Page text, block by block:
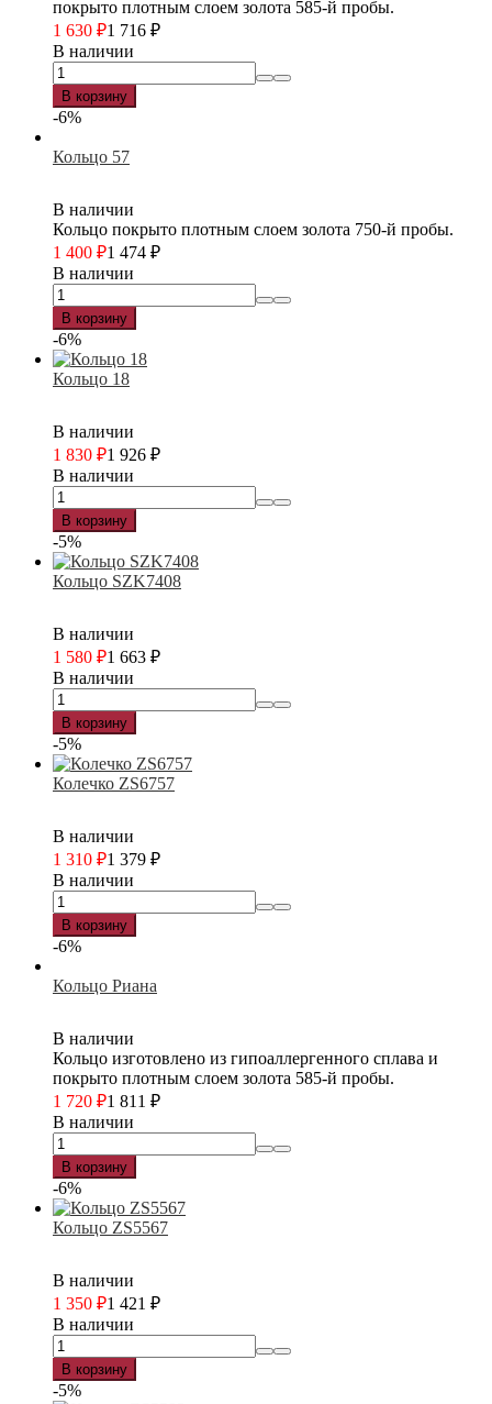
покрыто плотным слоем золота 585-й пробы.
1 630 ₽1 716 ₽
В наличии
В корзину
-6%
Кольцо 57
В наличии
Кольцо покрыто плотным слоем золота 750-й пробы.
1 400 ₽1 474 ₽
В наличии
В корзину
-6%
Кольцо 18
В наличии
1 830 ₽1 926 ₽
В наличии
В корзину
-5%
Кольцо SZK7408
В наличии
1 580 ₽1 663 ₽
В наличии
В корзину
-5%
Колечко ZS6757
В наличии
1 310 ₽1 379 ₽
В наличии
В корзину
-6%
Кольцо Риана
В наличии
Кольцо изготовлено из гипоаллергенного сплава и
покрыто плотным слоем золота 585-й пробы.
1 720 ₽1 811 ₽
В наличии
В корзину
-6%
Кольцо ZS5567
В наличии
1 350 ₽1 421 ₽
В наличии
В корзину
-5%